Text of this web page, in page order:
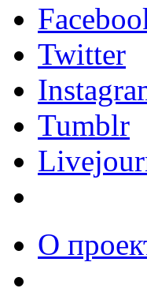
Twitter
Tumblr
О